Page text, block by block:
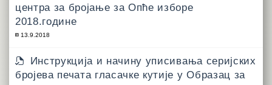
центра за бројање за Опће изборе
2018.године
13.9.2018
Инструкција и начину уписивања серијских
бројева печата гласачке кутије у Образац за